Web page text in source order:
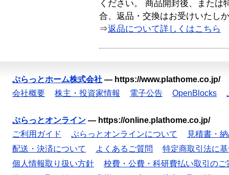
ください。 商品開封後、または
合、返品・交換はお受けいたし
⇒返品について詳しくはこちら
ぷらっとホーム株式会社 — https://www.plathome.co.jp/
会社概要
株主・投資家情報 電子公告 OpenBlocks
ぷらっとオンライン — https://online.plathome.co.jp/
ご利用ガイド
ぷらっとオンラインについて
見積書・
配送・決済について
よくあるご質問
特定商取引法に
個人情報取り扱い方針
校費・公費・科研費払い取引のご